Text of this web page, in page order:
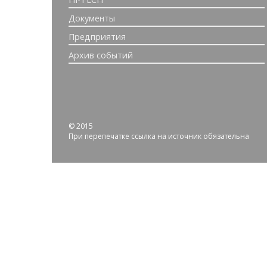
Документы
Предприятия
Архив событий
© 2015
При перепечатке ссылка на источник обязательна